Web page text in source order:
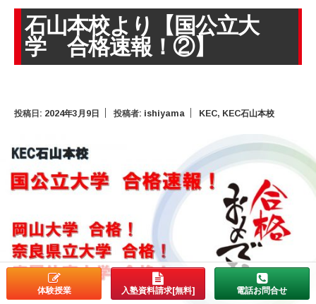
体験授業 入塾資料請求[無料] 電話お問合せ
石山本校より【国公立大
学 合格速報！②】
投稿日: 2024年3月9日 投稿者: ishiyama KEC, KEC石山本校